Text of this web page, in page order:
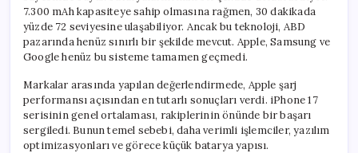
7.300 mAh kapasiteye sahip olmasına rağmen, 30 dakikada
yüzde 72 seviyesine ulaşabiliyor. Ancak bu teknoloji, ABD
pazarında henüz sınırlı bir şekilde mevcut. Apple, Samsung ve
Google henüz bu sisteme tamamen geçmedi.
Markalar arasında yapılan değerlendirmede, Apple şarj
performansı açısından en tutarlı sonuçları verdi. iPhone 17
serisinin genel ortalaması, rakiplerinin önünde bir başarı
sergiledi. Bunun temel sebebi, daha verimli işlemciler, yazılım
optimizasyonları ve görece küçük batarya yapısı.